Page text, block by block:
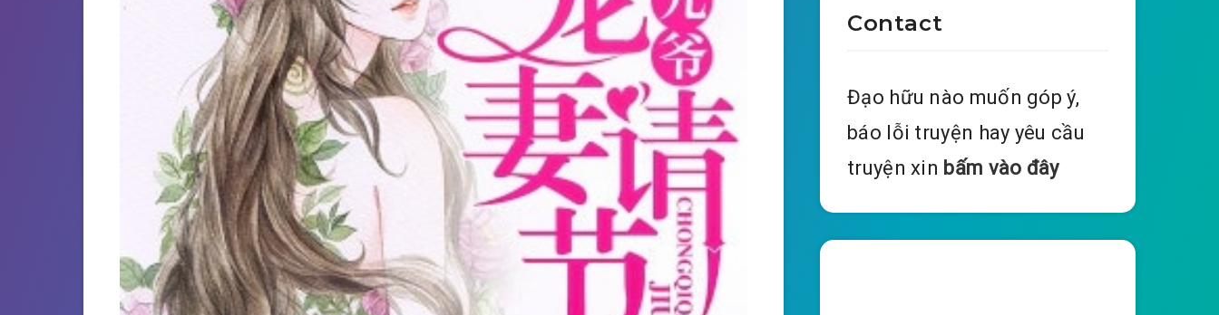
Contact
Đạo hữu nào muốn góp ý,
báo lỗi truyện hay yêu cầu
truyện xin bấm vào đây